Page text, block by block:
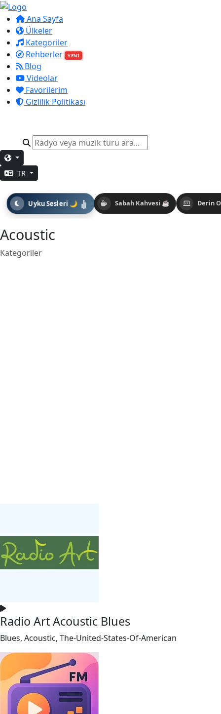
Ana Sayfa
Ülkeler
Kategoriler
Rehberler
YENİ
Blog
Videolar
Favorilerim
Gizlilik Politikası
TR
Sabah Kahvesi ☕ Derin
Uyku Sesleri 🌙
Acoustic
Kategoriler
Radio Art Acoustic Blues
Blues, Acoustic, The-United-States-Of-American